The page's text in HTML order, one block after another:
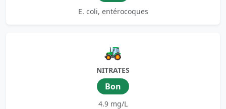
E. coli, entérocoques
🚜
NITRATES
Bon
4.9 mg/L